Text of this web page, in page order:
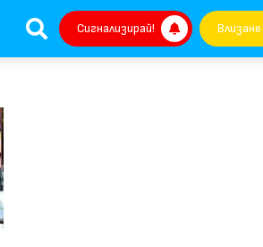
Сигнализирай! Влизане